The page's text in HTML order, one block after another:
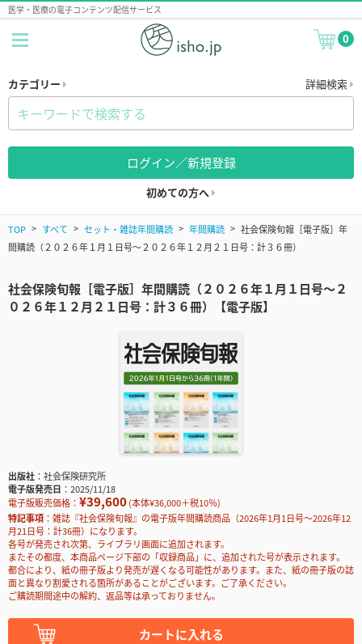
医学・医療の電子コンテンツ配信サービス
0
カテゴリー 詳細検索
ログイン／新規登録
初めての方へ
TOP すべて セット・雑誌年間購読 年間購読
社会保険旬報［電子版］年
間購読（２０２６年１月１日号～２０２６年１２月２１日号：計３６冊）
社会保険旬報［電子版］年間購読（２０２６年１月１日号～２
０２６年１２月２１日号：計３６冊）【電子版】
出版社
社会保険研究所
電子版発売日
2025/11/18
電子版販売価格： ¥39,600(本体¥36,000＋税10％)
特記事項
雑誌『社会保険旬報』の電子版年間購読商品（2026年1月1日号～2026年12
月21日号：計36冊）になります。
各号が発売され次第、ライブラリ画面に追加されます。
またその都度、本商品ページ下部の「収録商品」に、追加された号が表示されます。
都合により、紙の冊子版より発売が遅くなる可能性があります。また、紙の冊子版の誌
面と異なり割愛される箇所があることがございます。ご了承ください。
ご購読期間途中の解約、返品等は承っておりません。
カートに入れる